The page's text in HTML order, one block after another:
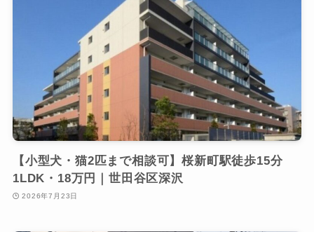
【小型犬・猫2匹まで相談可】桜新町駅徒歩15分
1LDK・18万円｜世田谷区深沢
2026年7月23日